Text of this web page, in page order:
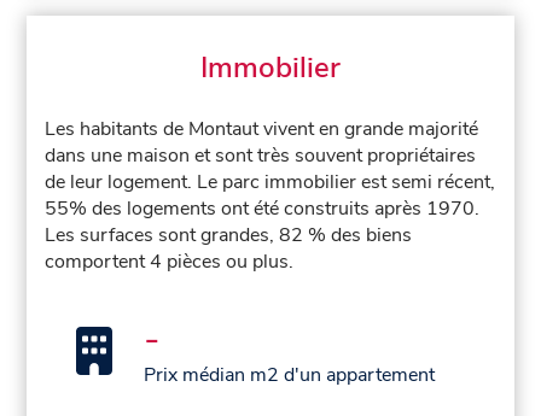
Immobilier
Les habitants de Montaut vivent en grande majorité
dans une maison et sont très souvent propriétaires
de leur logement. Le parc immobilier est semi récent,
55% des logements ont été construits après 1970.
Les surfaces sont grandes, 82 % des biens
comportent 4 pièces ou plus.
-
Prix médian m2 d'un appartement